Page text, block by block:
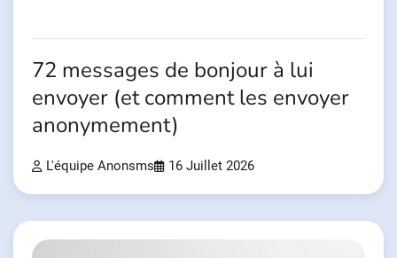
72 messages de bonjour à lui
envoyer (et comment les envoyer
anonymement)
L'équipe Anonsms 16 Juillet 2026